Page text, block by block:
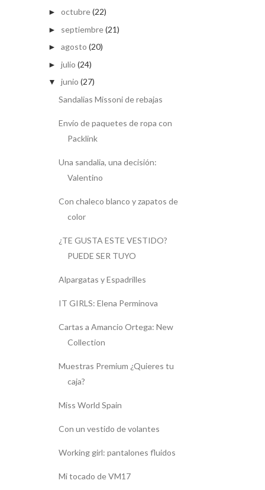
► octubre(22)
► septiembre(21)
► agosto (20)
► julio (24)
▼ junio (27)
Sandalias Missoni de rebajas
Envío de paquetes de ropa con
Packlink
Una sandalia, una decisión:
Valentino
Con chaleco blanco y zapatos de
color
¿TE GUSTA ESTE VESTIDO?
PUEDE SER TUYO
Alpargatas y Espadrilles
IT GIRLS: Elena Perminova
Cartas a Amancio Ortega: New
Collection
Muestras Premium ¿Quieres tu
caja?
Miss World Spain
Con un vestido de volantes
Working girl: pantalones fluidos
Mi tocado de VM17